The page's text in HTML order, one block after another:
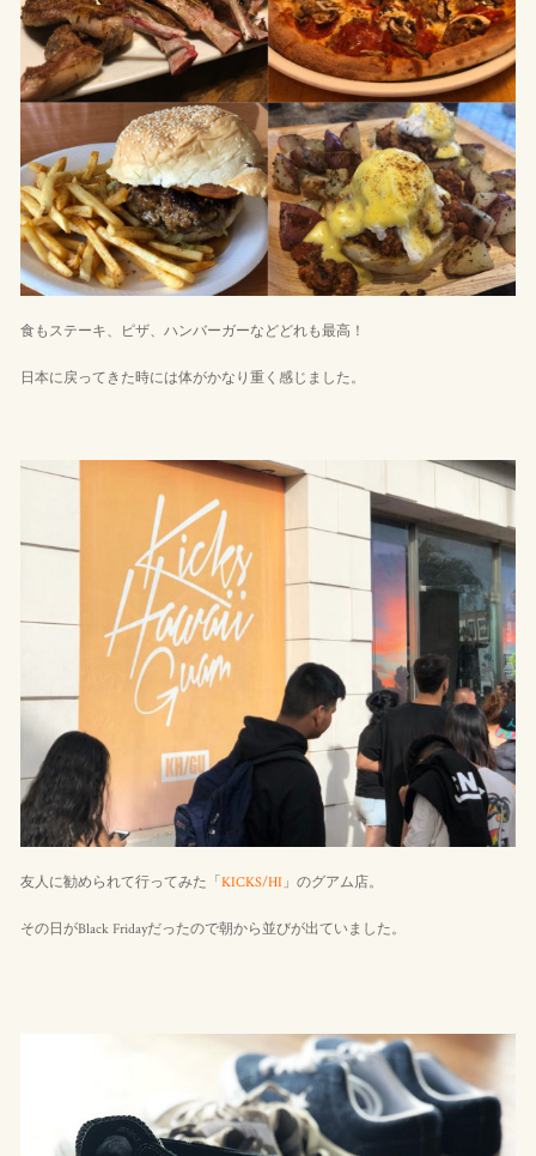
食もステーキ、ピザ、ハンバーガーなどどれも最高！
日本に戻ってきた時には体がかなり重く感じました。
友人に勧められて行ってみた「 KICKS/HI 」のグアム店。
その日がBlack Fridayだったので朝から並びが出ていました。